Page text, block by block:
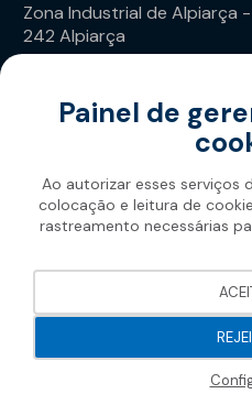
Zona Industrial de Alpiarça
242 Alpiarça
Painel de gerenciamento de
Ao autorizar esses serviços
colocação e leitura de
rastreamento necessárias